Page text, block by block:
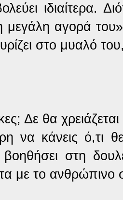
ιδιαίτερα.
μεγάλη αγορά
στο μυαλό
Δε θα
να κάνεις ό,τι
στη
με το ανθρώπινο